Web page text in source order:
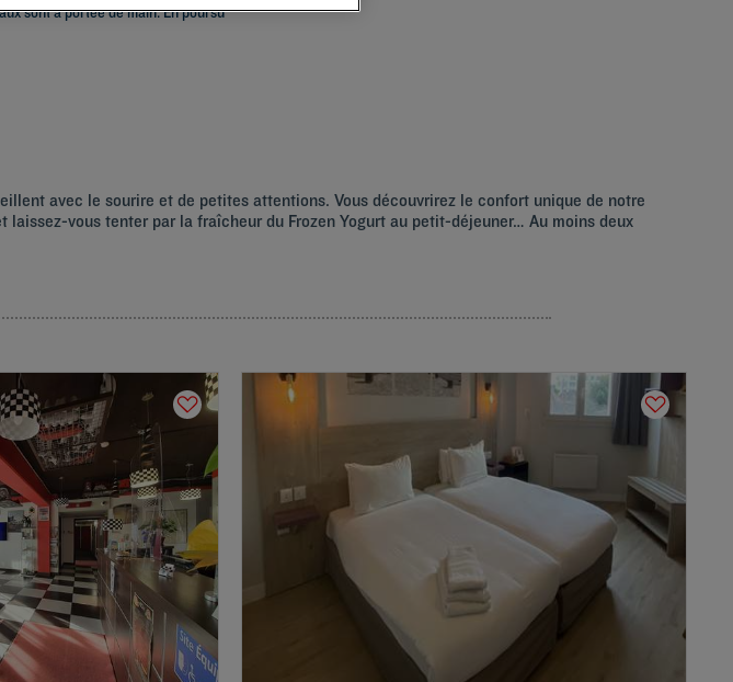
sont à portée de main. En poursu
avec le sourire et de petites attentions. Vous découvrirez le confort unique de notre
vous tenter par la fraîcheur du Frozen Yogurt au petit-déjeuner… Au moins deux